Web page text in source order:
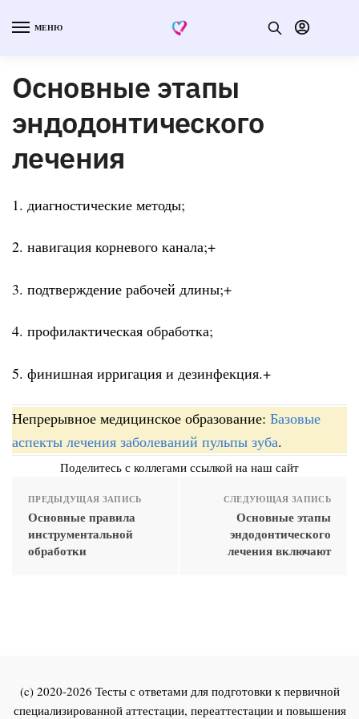
МЕНЮ
Основные этапы
эндодонтического
лечения
1. диагностические методы;
2. навигация корневого канала;+
3. подтверждение рабочей длины;+
4. профилактическая обработка;
5. финишная ирригация и дезинфекция.+
Непрерывное медицинское образование: Базовые
аспекты лечения заболеваний пульпы зуба.
Поделитесь с коллегами ссылкой на наш сайт
ПРЕДЫДУЩАЯ ЗАПИСЬ
Основные правила
инструментальной
обработки
СЛЕДУЮЩАЯ ЗАПИСЬ
Основные этапы
эндодонтического
лечения включают
(c) 2020-2026 Тесты с ответами для подготовки к первичной
специализированной аттестации, переаттестации и повышения